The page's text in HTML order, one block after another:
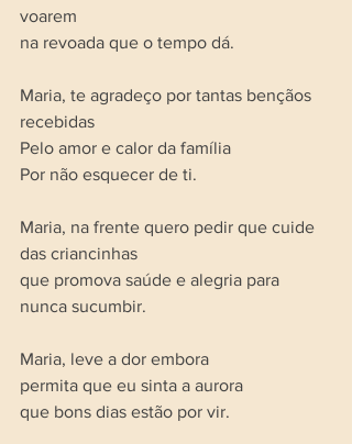
voarem
na revoada que o tempo dá.
Maria, te agradeço por tantas bençãos
recebidas
Pelo amor e calor da família
Por não esquecer de ti.
Maria, na frente quero pedir que cuide
das criancinhas
que promova saúde e alegria para
nunca sucumbir.
Maria, leve a dor embora
permita que eu sinta a aurora
que bons dias estão por vir.